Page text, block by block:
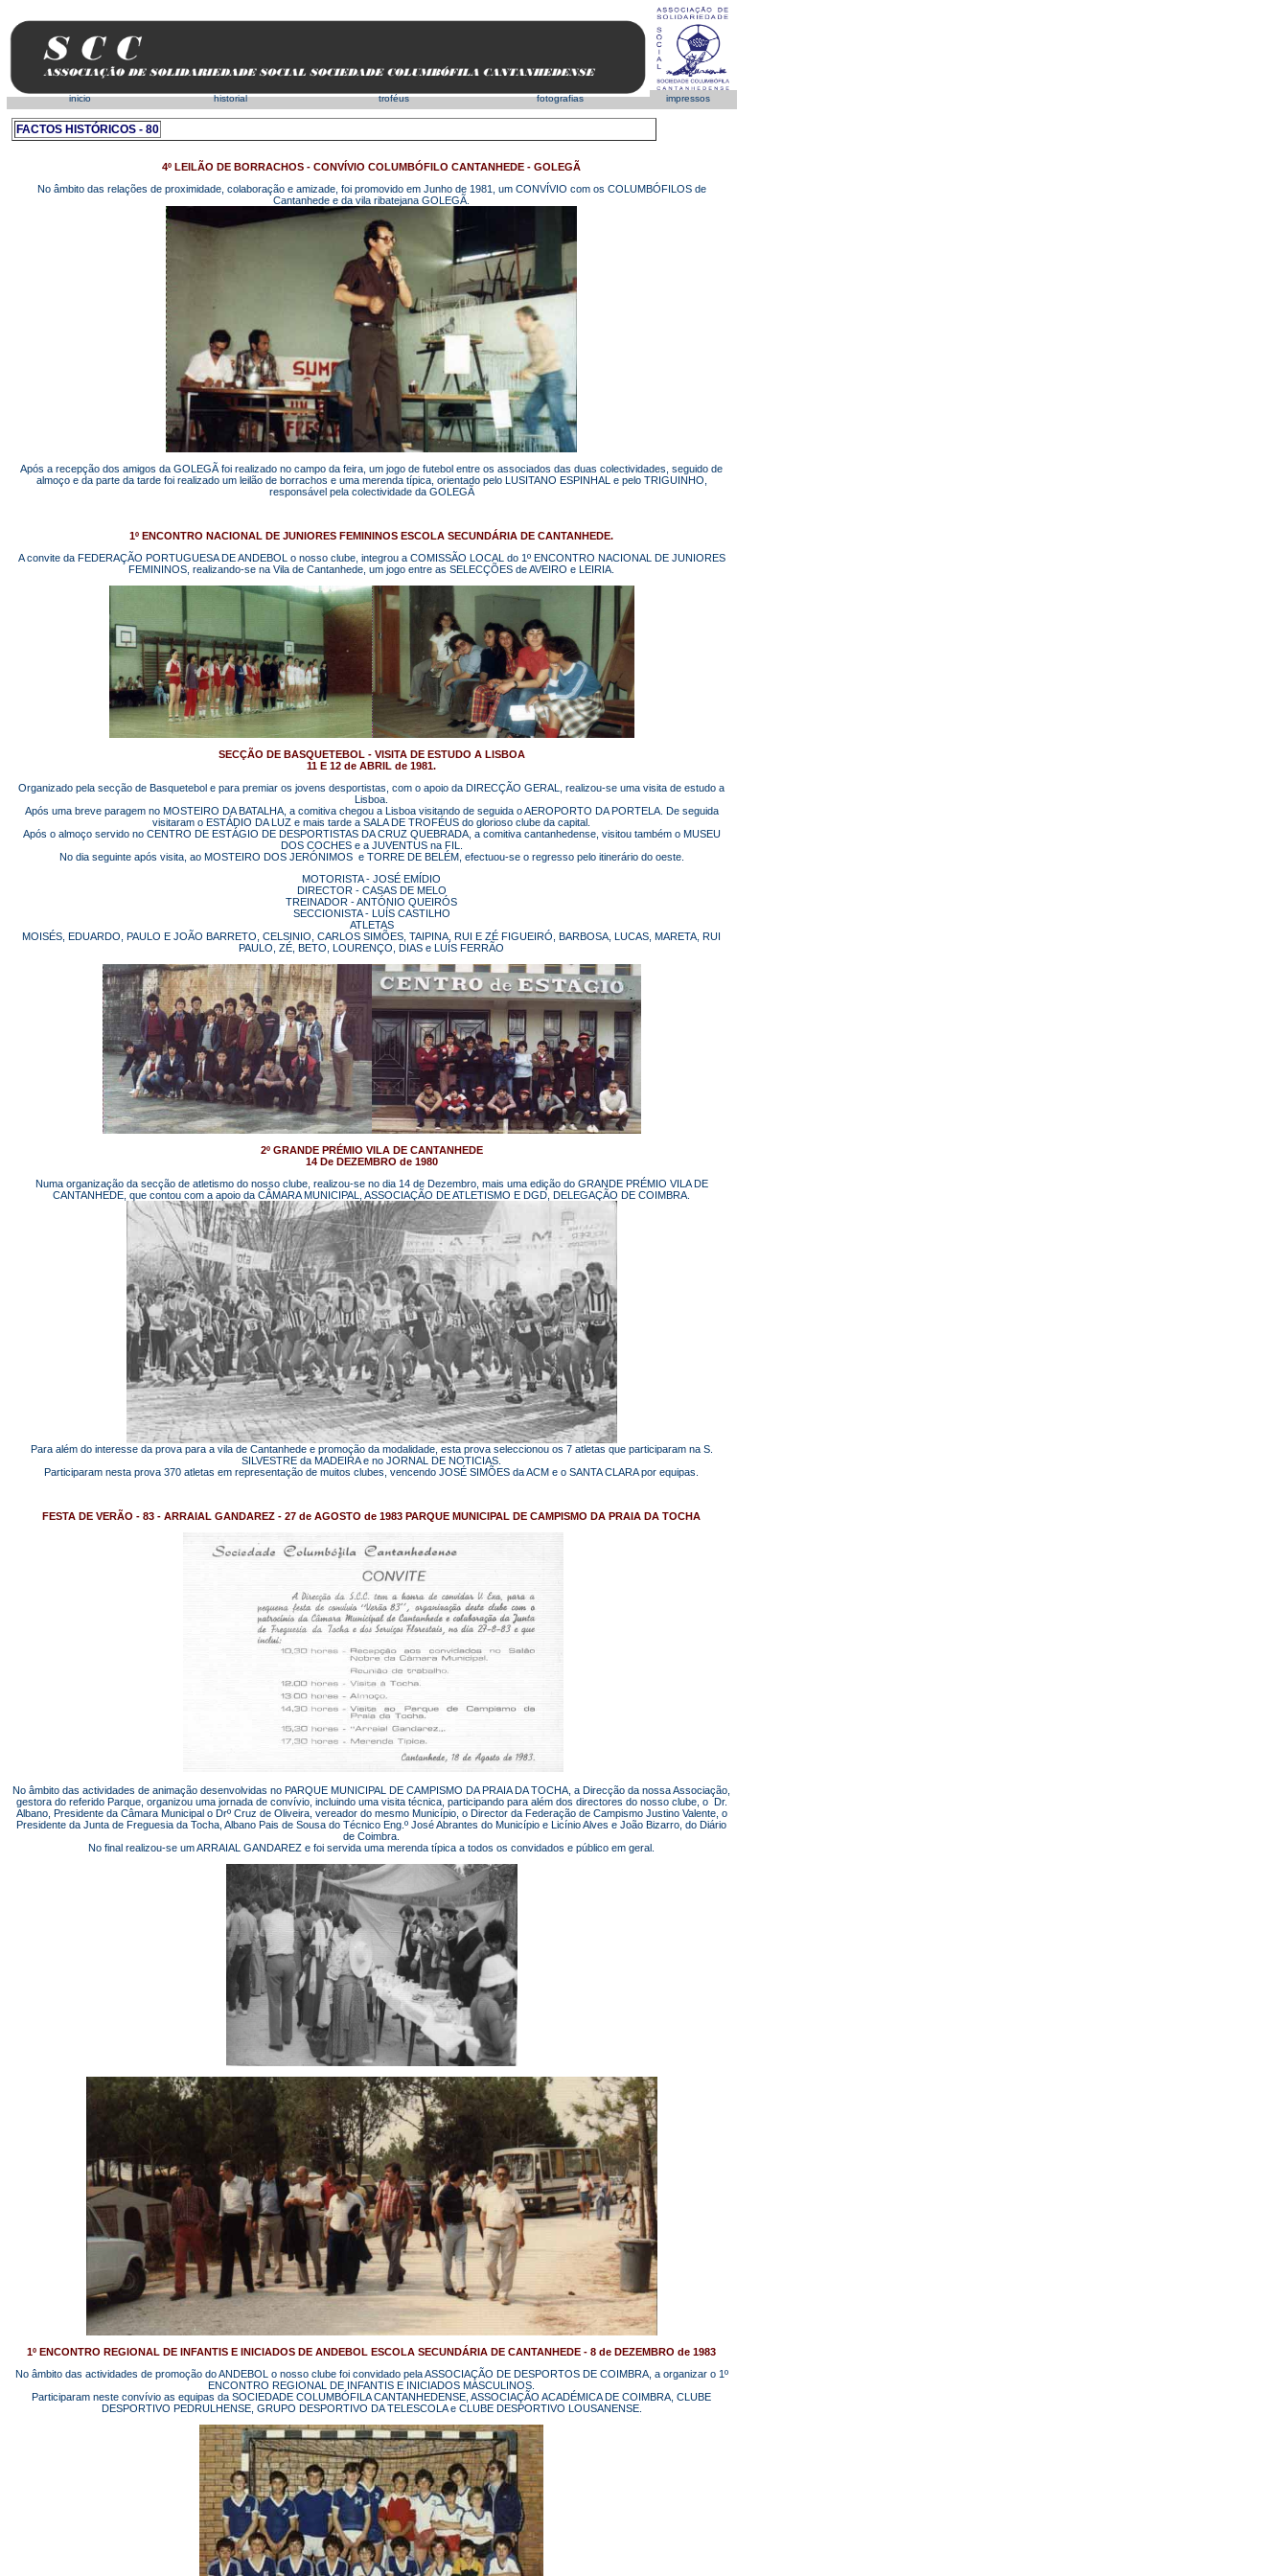
inicio historial troféus fotografias impressos
FACTOS HISTÓRICOS - 80
4º LEILÃO DE BORRACHOS - CONVÍVIO COLUMBÓFILO CANTANHEDE - GOLEGÃ
No âmbito das relações de proximidade, colaboração e amizade, foi promovido em Junho de 1981, um CONVÍVIO com os COLUMBÓFILOS de
Cantanhede e da vila ribatejana GOLEGÃ.
Após a recepção dos amigos da GOLEGÃ foi realizado no campo da feira, um jogo de futebol entre os associados das duas colectividades, seguido de
almoço e da parte da tarde foi realizado um leilão de borrachos e uma merenda típica, orientado pelo LUSITANO ESPINHAL e pelo TRIGUINHO,
responsável pela colectividade da GOLEGÃ
1º ENCONTRO NACIONAL DE JUNIORES FEMININOS ESCOLA SECUNDÁRIA DE CANTANHEDE.
A convite da FEDERAÇÃO PORTUGUESA DE ANDEBOL o nosso clube, integrou a COMISSÃO LOCAL do 1º ENCONTRO NACIONAL DE JUNIORES
FEMININOS, realizando-se na Vila de Cantanhede, um jogo entre as SELECÇÕES de AVEIRO e LEIRIA.
SECÇÃO DE BASQUETEBOL - VISITA DE ESTUDO A LISBOA
11 E 12 de ABRIL de 1981.
Organizado pela secção de Basquetebol e para premiar os jovens desportistas, com o apoio da DIRECÇÃO GERAL, realizou-se uma visita de estudo a
Lisboa.
Após uma breve paragem no MOSTEIRO DA BATALHA, a comitiva chegou a Lisboa visitando de seguida o AEROPORTO DA PORTELA. De seguida
visitaram o ESTÁDIO DA LUZ e mais tarde a SALA DE TROFÉUS do glorioso clube da capital.
Após o almoço servido no CENTRO DE ESTÁGIO DE DESPORTISTAS DA CRUZ QUEBRADA, a comitiva cantanhedense, visitou também o MUSEU
DOS COCHES e a JUVENTUS na FIL.
No dia seguinte após visita, ao MOSTEIRO DOS JERÓNIMOS e TORRE DE BELÉM, efectuou-se o regresso pelo itinerário do oeste.
MOTORISTA - JOSÉ EMÍDIO
DIRECTOR - CASAS DE MELO
TREINADOR - ANTÓNIO QUEIRÓS
SECCIONISTA - LUÍS CASTILHO
ATLETAS
MOISÉS, EDUARDO, PAULO E JOÃO BARRETO, CELSINIO, CARLOS SIMÕES, TAIPINA, RUI E ZÉ FIGUEIRÓ, BARBOSA, LUCAS, MARETA, RUI
PAULO, ZÉ, BETO, LOURENÇO, DIAS e LUÍS FERRÃO
2º GRANDE PRÉMIO VILA DE CANTANHEDE
14 De DEZEMBRO de 1980
Numa organização da secção de atletismo do nosso clube, realizou-se no dia 14 de Dezembro, mais uma edição do GRANDE PRÉMIO VILA DE
CANTANHEDE, que contou com a apoio da CÂMARA MUNICIPAL, ASSOCIAÇÃO DE ATLETISMO E DGD, DELEGAÇÃO DE COIMBRA.
Para além do interesse da prova para a vila de Cantanhede e promoção da modalidade, esta prova seleccionou os 7 atletas que participaram na S.
SILVESTRE da MADEIRA e no JORNAL DE NOTICIAS.
Participaram nesta prova 370 atletas em representação de muitos clubes, vencendo JOSÉ SIMÕES da ACM e o SANTA CLARA por equipas.
FESTA DE VERÃO - 83 - ARRAIAL GANDAREZ - 27 de AGOSTO de 1983 PARQUE MUNICIPAL DE CAMPISMO DA PRAIA DA TOCHA
No âmbito das actividades de animação desenvolvidas no PARQUE MUNICIPAL DE CAMPISMO DA PRAIA DA TOCHA, a Direcção da nossa Associação,
gestora do referido Parque, organizou uma jornada de convívio, incluindo uma visita técnica, participando para além dos directores do nosso clube, o Dr.
Albano, Presidente da Câmara Municipal o Drº Cruz de Oliveira, vereador do mesmo Município, o Director da Federação de Campismo Justino Valente, o
Presidente da Junta de Freguesia da Tocha, Albano Pais de Sousa do Técnico Eng.º José Abrantes do Município e Licínio Alves e João Bizarro, do Diário
de Coimbra.
No final realizou-se um ARRAIAL GANDAREZ e foi servida uma merenda típica a todos os convidados e público em geral.
1º ENCONTRO REGIONAL DE INFANTIS E INICIADOS DE ANDEBOL ESCOLA SECUNDÁRIA DE CANTANHEDE - 8 de DEZEMBRO de 1983
No âmbito das actividades de promoção do ANDEBOL o nosso clube foi convidado pela ASSOCIAÇÃO DE DESPORTOS DE COIMBRA, a organizar o 1º
ENCONTRO REGIONAL DE INFANTIS E INICIADOS MASCULINOS.
Participaram neste convívio as equipas da SOCIEDADE COLUMBÓFILA CANTANHEDENSE, ASSOCIAÇÃO ACADÉMICA DE COIMBRA, CLUBE
DESPORTIVO PEDRULHENSE, GRUPO DESPORTIVO DA TELESCOLA e CLUBE DESPORTIVO LOUSANENSE.